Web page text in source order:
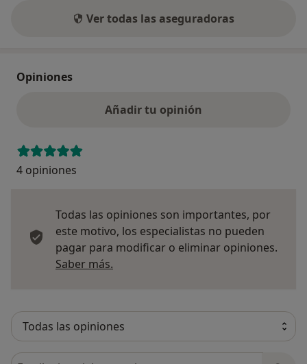
Ver todas las aseguradoras
Opiniones
Añadir tu opinión
4 opiniones
Todas las opiniones son importantes, por
este motivo, los especialistas no pueden
pagar para modificar o eliminar opiniones.
Saber más.
Busca en opiniones